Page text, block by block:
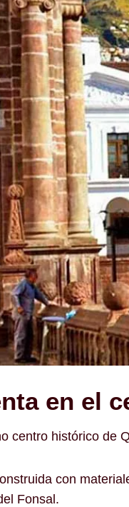
en el
centro histórico de
con
Fonsal.